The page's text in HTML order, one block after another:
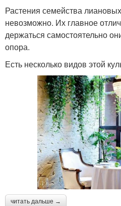
Растения семейства
невозможно. Их главное
держаться самостоятельно
опора.
Есть несколько видов этой
читать дальше →